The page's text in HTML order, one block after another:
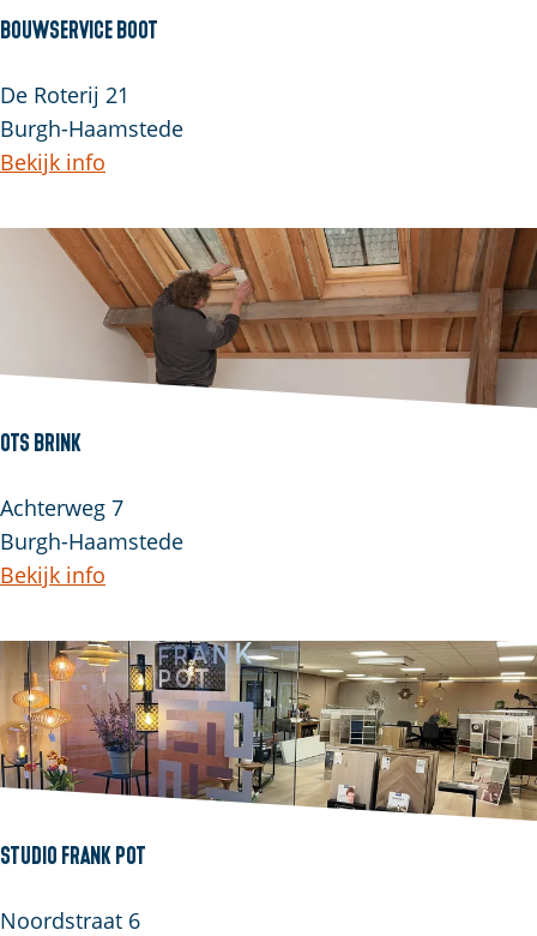
Bouwservice Boot
De Roterij 21
Burgh-Haamstede
Bekijk info
OTS Brink
Achterweg 7
Burgh-Haamstede
Bekijk info
Studio Frank Pot
Noordstraat 6